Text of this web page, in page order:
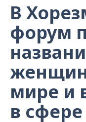
В
форум
мире и
в сфере